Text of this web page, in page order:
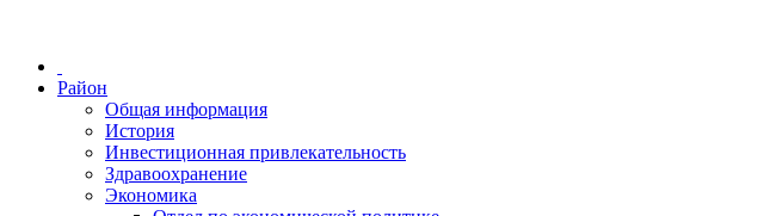
Район
Общая информация
История
Инвестиционная привлекательность
Здравоохранение
Экономика